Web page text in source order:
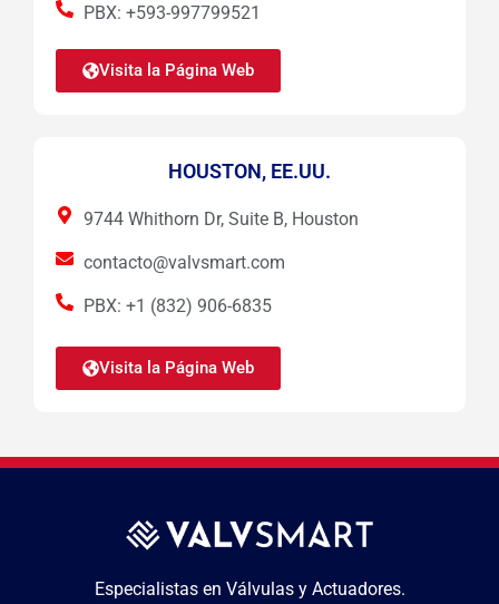
PBX: +593-997799521
Visita la Página Web
HOUSTON, EE.UU.
9744 Whithorn Dr, Suite B, Houston
contacto@valvsmart.com
PBX: +1 (832) 906-6835
Visita la Página Web
Especialistas en Válvulas y Actuadores.